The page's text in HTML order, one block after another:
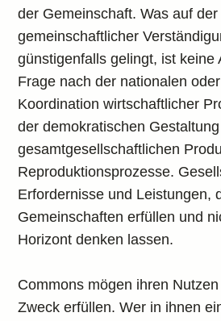
der Gemeinschaft. Was auf
gemeinschaftlicher
günstigenfalls gelingt, ist keine
Frage nach der nationalen
Koordination wirtschaftlicher
der demokratischen
gesamtgesellschaftlichen
Reproduktionsprozesse.
Erfordernisse und Leistungen,
Gemeinschaften erfüllen und
Horizont denken lassen.
Commons mögen ihren
Zweck erfüllen. Wer in ihnen